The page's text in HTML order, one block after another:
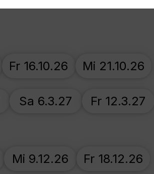
Fr 16.10.26 Mi 21.10.26
Sa 6.3.27 Fr 12.3.27
Mi 9.12.26 Fr 18.12.26